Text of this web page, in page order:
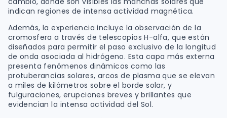
indican regiones de intensa actividad magnética.
Además, la experiencia incluye la observación de la
cromosfera a través de telescopios H-alfa, que están
diseñados para permitir el paso exclusivo de la longitud
de onda asociada al hidrógeno. Esta capa más externa
presenta fenómenos dinámicos como las
protuberancias solares, arcos de plasma que se elevan
a miles de kilómetros sobre el borde solar, y
fulguraciones, erupciones breves y brillantes que
evidencian la intensa actividad del Sol.